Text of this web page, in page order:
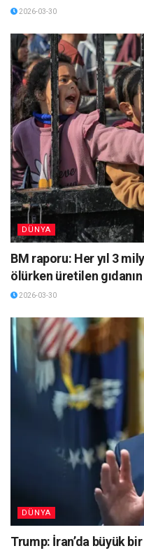
2026-03-30
DÜNYA
BM raporu: Her yıl 3
ölürken üretilen
2026-03-30
DÜNYA
Trump: İran’da büyük